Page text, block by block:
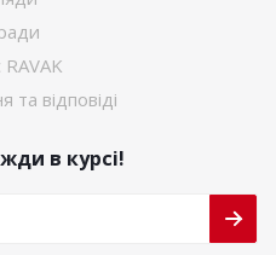
RAVAK
та відповіді
в курсі!